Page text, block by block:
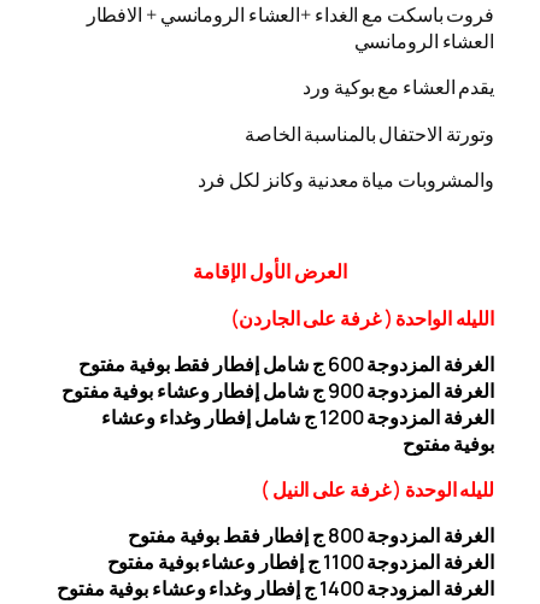
فروت باسكت مع الغداء +العشاء الرومانسي + الافطار
العشاء الرومانسي
يقدم العشاء مع بوكية ورد
وتورتة الاحتفال بالمناسبة الخاصة
والمشروبات مياة معدنية وكانز لكل فرد
العرضالأولالإقامة
الليله الواحدة ( غرفة على الجاردن)
الغرفة المزدوجة
600 ج شامل إفطار فقط بوفية مفتوح
الغرفة المزدوجة 900 ج شامل إفطار وعشاء بوفية مفتوح
الغرفة المزدوجة 1200 ج شامل إفطار وغداء وعشاء
بوفيةمفتوح
لليله الوحدة (غرفة على النيل)
الغرفة المزدوجة
800
ج إفطار فقط بوفية مفتوح
الغرفة المزدوجة 1
100 ج إفطار وعشاء بوفية مفتوح
الغرفة المزودجة 1
400 ج إفطار وغداء وعشاء بوفية مفتوح